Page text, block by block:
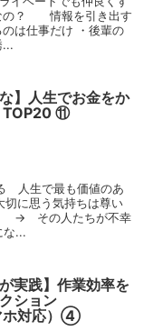
の？ 情報を引き出す
は仕事だけ ・後輩の
...
】人生でお金をか
TOP20 ⑪
人生で最も価値のあ
思う気持ちは尊い
→ その人たちが不幸
...
実践】作業効率を
ション
ホ対応）④